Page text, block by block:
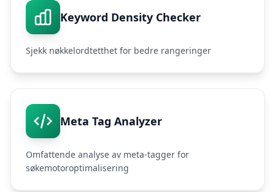
Keyword Density Checker
Sjekk nøkkelordtetthet for bedre rangeringer
Meta Tag Analyzer
Omfattende analyse av meta-tagger for
søkemotoroptimalisering